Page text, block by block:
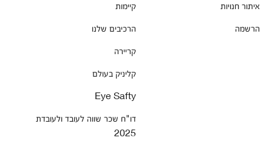
איתור חנויות
הרשמה
קיימות
הרכיבים שלנו
קריירה
קליניק בעולם
Eye Safty
דו"ח שכר שווה לעובד ולעובדת
2025